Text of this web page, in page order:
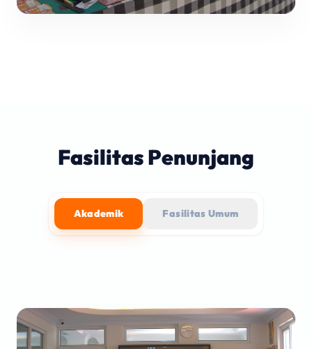
Fasilitas Penunjang
Akademik Fasilitas Umum